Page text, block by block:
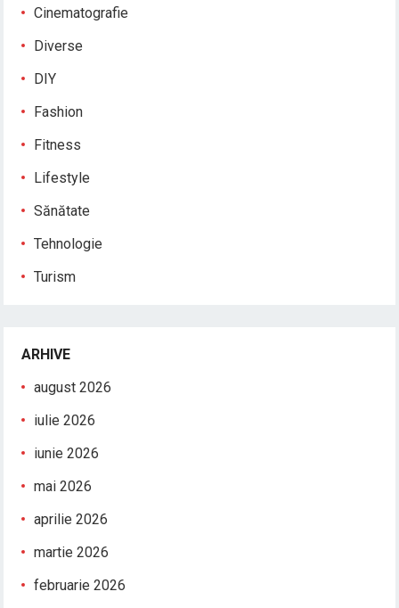
Cinematografie
Diverse
DIY
Fashion
Fitness
Lifestyle
Sănătate
Tehnologie
Turism
ARHIVE
august 2026
iulie 2026
iunie 2026
mai 2026
aprilie 2026
martie 2026
februarie 2026